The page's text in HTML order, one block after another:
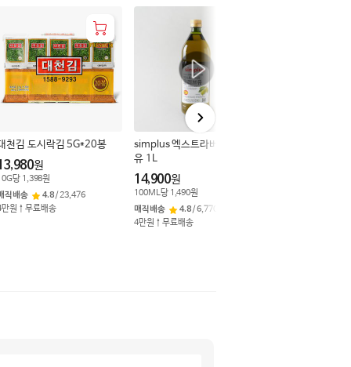
천김 도시락김 5G*20봉
원
G당 1,398원
직배송
4.8/23,476
만원↑무료배송
simplus 엑스트라버진 올리브
유 1L
14,900원
100ML당 1,490원
매직배송
4.8/6,770
4만원↑무료배송